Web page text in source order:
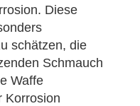
Diese
schätzen, die
Schmauch
Waffe
Korrosion